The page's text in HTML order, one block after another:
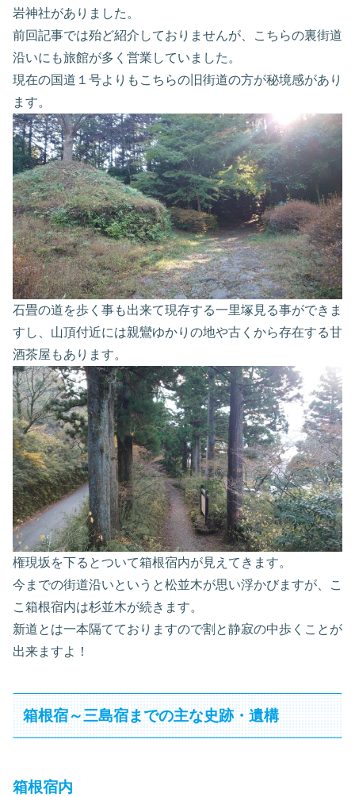
岩神社がありました。
前回記事では殆ど紹介しておりませんが、こちらの裏街道
沿いにも旅館が多く営業していました。
現在の国道１号よりもこちらの旧街道の方が秘境感があり
ます。
石畳の道を歩く事も出来て現存する一里塚見る事ができま
すし、山頂付近には親鸞ゆかりの地や古くから存在する甘
酒茶屋もあります。
権現坂を下るとついて箱根宿内が見えてきます。
今までの街道沿いというと松並木が思い浮かびますが、こ
こ箱根宿内は杉並木が続きます。
新道とは一本隔てておりますので割と静寂の中歩くことが
出来ますよ！
箱根宿～三島宿までの主な史跡・遺構
箱根宿内